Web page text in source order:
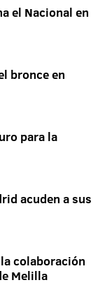
el Nacional en
bronce en
para la
acuden a sus
colaboración
Melilla